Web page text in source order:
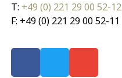
T: +49 (0) 221 29 00 52-12
F: +49 (0) 221 29 00 52-11